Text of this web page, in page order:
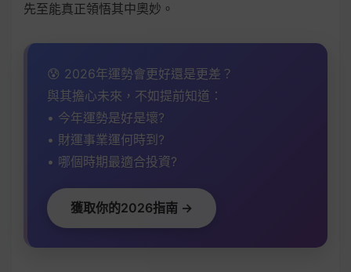
先至能真正領悟其中奧妙。
😰 2026年運勢會更好還是更差？
與其擔心未來，不如提前知道：
• 今年運勢是好是壞?
• 財運事業運何時到?
• 哪個時期最適合投資?
獲取你的2026指南 →